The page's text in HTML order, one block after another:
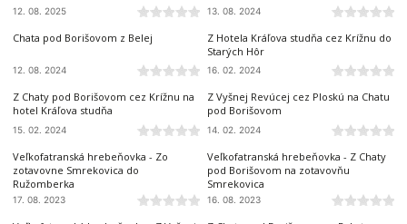
12. 08. 2025 13. 08. 2024
VEĽKÁ FATRA
Chata pod Borišovom z Belej
12. 08. 2024
VEĽKÁ FATRA
Z Hotela Kráľova studňa cez Krížnu do
Starých Hôr
16. 02. 2024
VEĽKÁ FATRA
Z Chaty pod Borišovom cez Krížnu na
hotel Kráľova studňa
15. 02. 2024
VEĽKÁ FATRA
Z Vyšnej Revúcej cez Ploskú na Chatu
pod Borišovom
14. 02. 2024
VEĽKÁ FATRA
Veľkofatranská hrebeňovka - Zo
zotavovne Smrekovica do
Ružomberka
17. 08. 2023
VEĽKÁ FATRA
Veľkofatranská hrebeňovka - Z Chaty
pod Borišovom na zotavovňu
Smrekovica
16. 08. 2023
VEĽKÁ FATRA VEĽKÁ FATRA